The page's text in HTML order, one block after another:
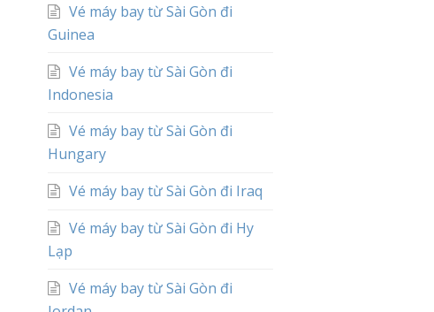
Vé máy bay từ Sài Gòn đi
Guinea
Vé máy bay từ Sài Gòn đi
Indonesia
Vé máy bay từ Sài Gòn đi
Hungary
Vé máy bay từ Sài Gòn đi Iraq
Vé máy bay từ Sài Gòn đi Hy
Lạp
Vé máy bay từ Sài Gòn đi